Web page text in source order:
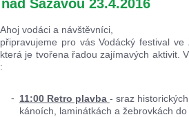
Sázavou 23.4.2016
Ahoj vodáci a návštěvníci,
připravujeme pro vás Vodácký festival
která je tvořena řadou zajímavých aktivit.
:
11:00 Retro plavba - sraz
kánoích, laminátkách a žebrovkách